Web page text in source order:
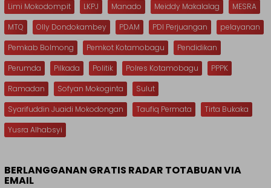
Limi Mokodompit
LKPJ Manado Meiddy Makalalag
MESRA
MTQ
Olly Dondokambey PDAM PDI Perjuangan
pelayanan
Pemkab Bolmong
Pemkot Kotamobagu
Pendidikan
Perumda
Pilkada Politik Polres Kotamobagu
PPPK
Ramadan
Sofyan Mokoginta
Sulut
Syarifuddin Juaidi Mokodongan
Taufiq Permata
Tirta Bukaka
Yusra Alhabsyi
BERLANGGANAN GRATIS RADAR TOTABUAN VIA
EMAIL